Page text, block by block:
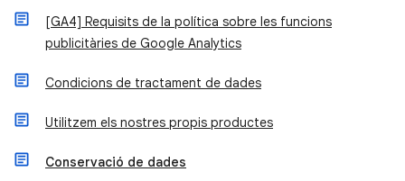
[GA4] Requisits de la política sobre les funcions
publicitàries de Google Analytics
Condicions de tractament de dades
Utilitzem els nostres propis productes
Conservació de dades